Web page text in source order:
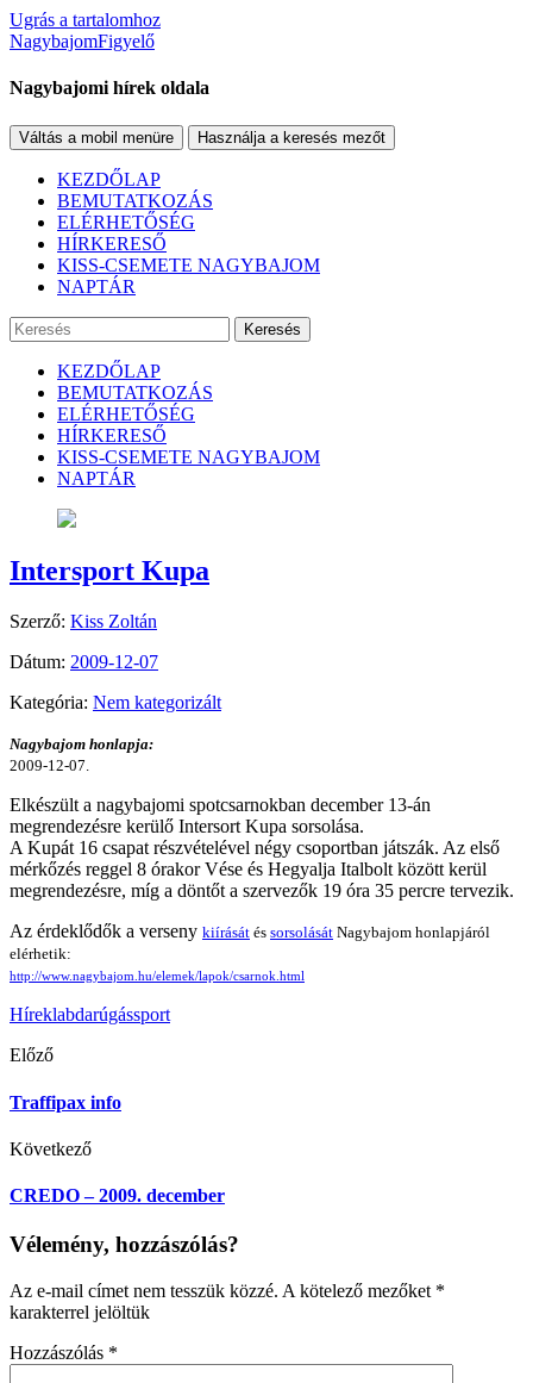
Ugrás a tartalomhoz
NagybajomFigyelő
Nagybajomi hírek oldala
Váltás a mobil menüre Használja a keresés mezőt
KEZDŐLAP
BEMUTATKOZÁS
ELÉRHETŐSÉG
HÍRKERESŐ
KISS-CSEMETE NAGYBAJOM
NAPTÁR
Keresés
KEZDŐLAP
BEMUTATKOZÁS
ELÉRHETŐSÉG
HÍRKERESŐ
KISS-CSEMETE NAGYBAJOM
NAPTÁR
Intersport Kupa
Szerző: Kiss Zoltán
Dátum: 2009-12-07
Kategória: Nem kategorizált
Nagybajom honlapja:
2009-12-07.
Elkészült a nagybajomi spotcsarnokban december 13-án
megrendezésre kerülő Intersort Kupa sorsolása.
A Kupát 16 csapat részvételével négy csoportban játszák. Az első
mérkőzés reggel 8 órakor Vése és Hegyalja Italbolt között kerül
megrendezésre, míg a döntőt a szervezők 19 óra 35 percre tervezik.
Az érdeklődők a verseny kiírását és sorsolását Nagybajom honlapjáról
elérhetik:
http://www.nagybajom.hu/elemek/lapok/csarnok.html
Híreklabdarúgássport
Előző
Traffipax info
Következő
CREDO – 2009. december
Vélemény, hozzászólás?
Az e-mail címet nem tesszük közzé. A kötelező mezőket *
karakterrel jelöltük
Hozzászólás *